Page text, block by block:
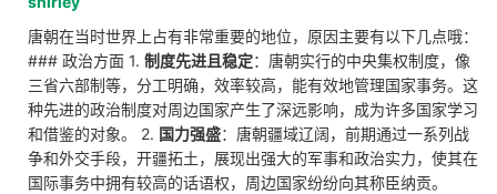
唐朝在当时世界上占有非常重要的地位，原因主要有以下几点哦：
### 政治方面 1. 制度先进且稳定：唐朝实行的中央集权制度，像
三省六部制等，分工明确，效率较高，能有效地管理国家事务。这
种先进的政治制度对周边国家产生了深远影响，成为许多国家学习
和借鉴的对象。 2. 国力强盛：唐朝疆域辽阔，前期通过一系列战
争和外交手段，开疆拓土，展现出强大的军事和政治实力，使其在
国际事务中拥有较高的话语权，周边国家纷纷向其称臣纳贡。